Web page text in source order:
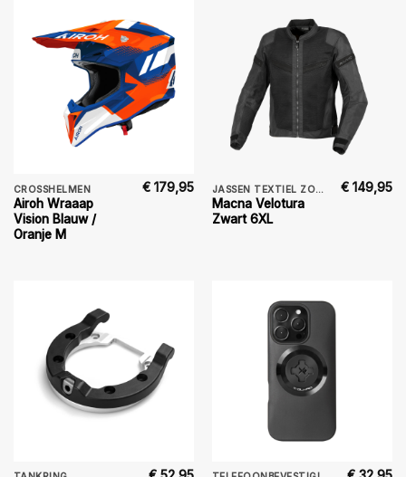
CROSSHELMEN
Airoh Wraaap
Vision Blauw /
Oranje M
€ 179,95 JASSEN TEXTIEL ZOMER
Macna Velotura
Zwart 6XL
€ 149,95